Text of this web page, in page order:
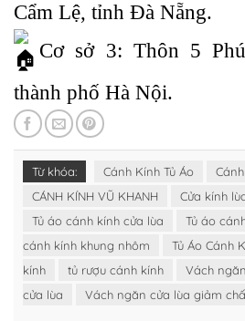
Cẩm Lệ, tỉnh Đà Nẵng.
Cơ sở 3: Thôn 5
thành phố Hà Nội.
Từ khóa: Cánh Kính Tủ Áo
CÁNH KÍNH VŨ KHANH
Cửa kính
Tủ áo cánh kính cửa lùa
Tủ áo
cánh kính khung nhôm
Tủ Áo Cánh
kính
tủ rượu cánh kính Vách
cửa lùa
Vách ngăn cửa lùa giảm